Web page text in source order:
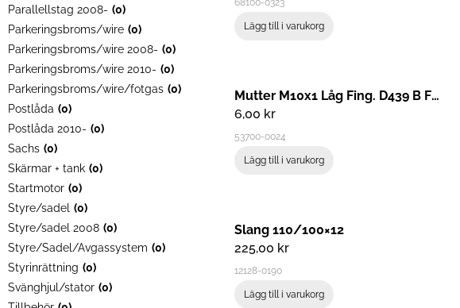
Parallellstag 2008- (0)
Parkeringsbroms/wire (0)
Parkeringsbroms/wire 2008- (0)
Parkeringsbroms/wire 2010- (0)
Parkeringsbroms/wire/fotgas (0)
Postlåda (0)
Postlåda 2010- (0)
Sachs (0)
Skärmar + tank (0)
Startmotor (0)
Styre/sadel (0)
Styre/sadel 2008 (0)
Styre/Sadel/Avgassystem (0)
Styrinrättning (0)
Svänghjul/stator (0)
68100-0323
Lägg till i varukorg
53700-0024
Mutter M10x1 Låg Fing. D439 B Fzb
6,00 kr
Lägg till i varukorg
12128-0190
Slang 110/100×12
225,00 kr
Lägg till i varukorg